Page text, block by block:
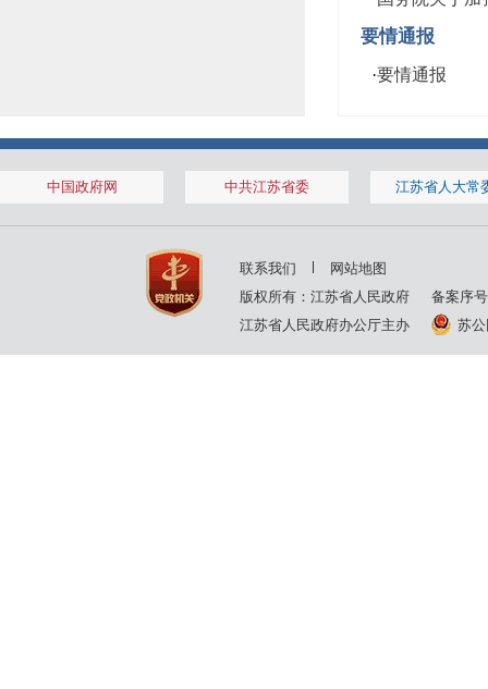
要情通报
·要情通报
中国政府网 中共江苏省委 江苏省人大常
联系我们
网站地图
版权所有：江苏省人民政府
备案序
江苏省人民政府办公厅主办
苏